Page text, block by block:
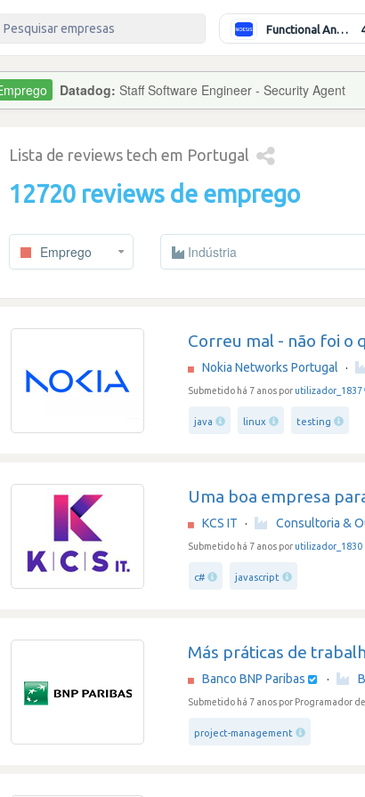
Functional Analyst (Banking)
Datadog: Staff Software Engineer - Security Agent
Lista de reviews tech em Portugal
12720 reviews de emprego
Emprego Indústria
Correu mal - não foi o
Nokia Networks Portugal ·
Submetido há 7 anos por utilizador_1837
java linux testing
Uma boa empresa
KCS IT · Consultoria &
Submetido há 7 anos por utilizador_1830
c# javascript
Más práticas de
Banco BNP Paribas ·
Submetido há 7 anos por Programador
project-management